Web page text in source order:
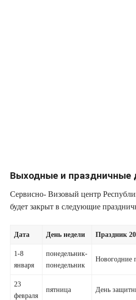
Выходные и праздничные
Сервисно- Визовый центр
будет закрыт в следующие
Дата День недели Праздник
1-8
января
понедельник-
понедельник
Новогодние
23
февраля
пятница День